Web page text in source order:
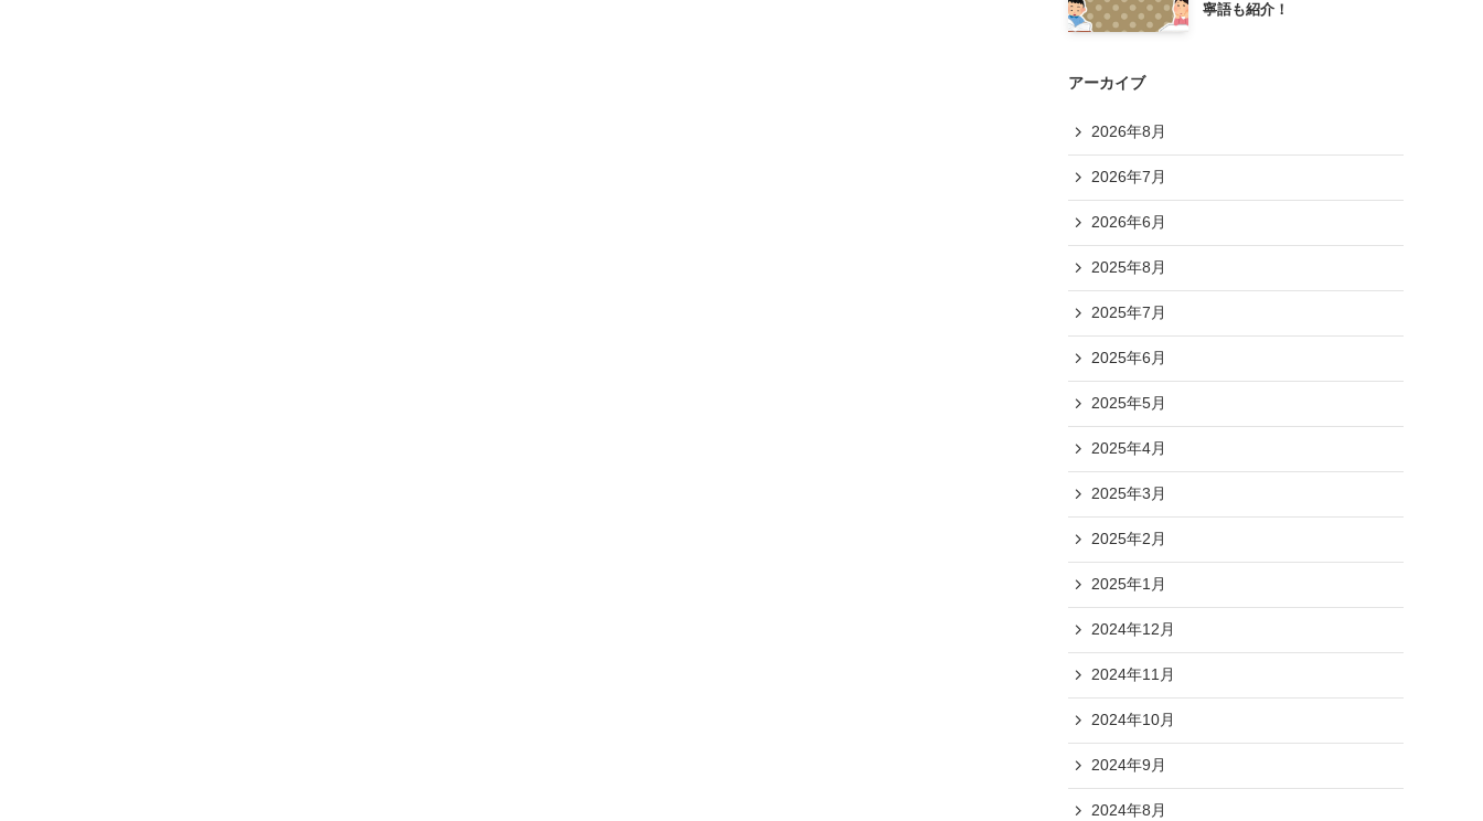
寧語も紹介！
アーカイブ
2026年8月
2026年7月
2026年6月
2025年8月
2025年7月
2025年6月
2025年5月
2025年4月
2025年3月
2025年2月
2025年1月
2024年12月
2024年11月
2024年10月
2024年9月
2024年8月